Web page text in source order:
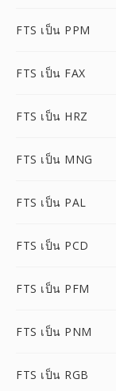
FTS เป็น PPM
FTS เป็น FAX
FTS เป็น HRZ
FTS เป็น MNG
FTS เป็น PAL
FTS เป็น PCD
FTS เป็น PFM
FTS เป็น PNM
FTS เป็น RGB